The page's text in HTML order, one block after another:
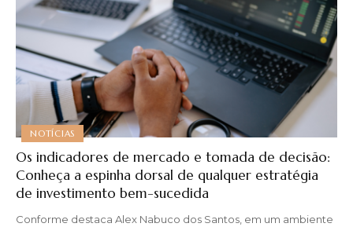
NOTÍCIAS
Os indicadores de mercado e tomada de decisão:
Conheça a espinha dorsal de qualquer estratégia
de investimento bem-sucedida
Conforme destaca Alex Nabuco dos Santos, em um ambiente